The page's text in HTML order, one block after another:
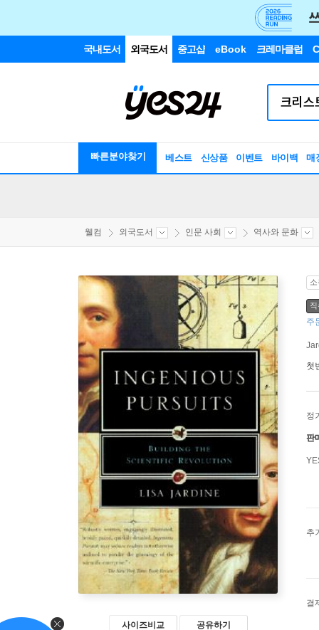
국내도서 외국도서 중고샵 eBook 크레마클럽
빠른분야찾기 베스트 신상품 이벤트 바이백 매
웰컴 외국도서 인문 사회 역사와 문화
사이즈비교 공유하기
주
첫
정
판
추
결